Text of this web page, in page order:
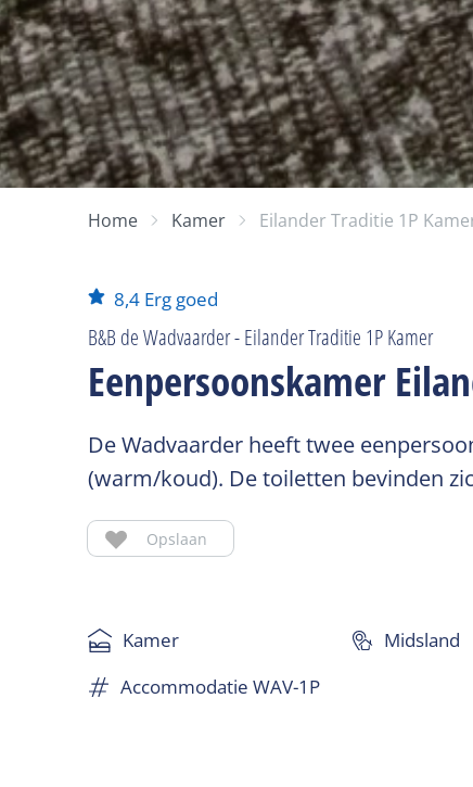
Home Kamer Eilander Traditie 1P
8,4 Erg goed
B&B de Wadvaarder - Eilander Traditie 1P Kamer
Eenpersoonskamer
De Wadvaarder heeft twee
(warm/koud). De toiletten bevinden
Opslaan
Kamer Midsland
Accommodatie WAV-1P